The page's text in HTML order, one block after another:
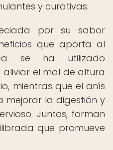
y curativas.
por su sabor
que aporta al
se ha utilizado
el mal de altura
mientras que el anís
mejorar la digestión y
Juntos, forman
que promueve